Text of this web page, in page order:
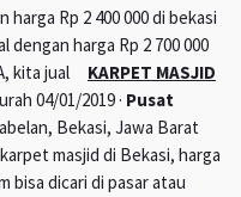
Rp 2 400 000 di bekasi
harga Rp 2 700 000
kita jual KARPET MASJID
04/01/2019 · Pusat
Bekasi, Jawa Barat
masjid di Bekasi, harga
bisa dicari di pasar atau